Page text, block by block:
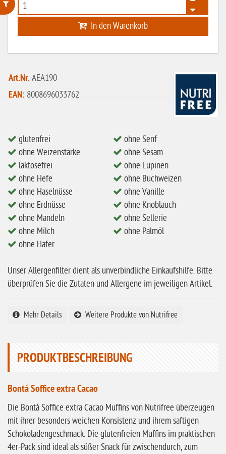
ohne Weizenstärke
ohne Ei
ohne Soja
Bio
vegan
ohne Erdnüsse
eiweißarm / PKU
ohne Mandeln
ohne Milch
ohne Hafer
ohne Reis
ohne Senf
ohne Lupinen
ohne Buchweizen
ohne Vanille
ohne Knoblauch
ohne Sellerie
In den Warenkorb
Art.Nr.AEA190
EAN: 8008696033762
glutenfrei
ohne Weizenstärke
laktosefrei
ohne Hefe
ohne Haselnüsse
ohne Erdnüsse
ohne Mandeln
ohne Milch
ohne Hafer
ohne Senf
ohne Sesam
ohne Lupinen
ohne Buchweizen
ohne Vanille
ohne Knoblauch
ohne Sellerie
ohne Palmöl
Unser Allergenfilter dient als unverbindliche Einkaufshilfe. Bitte
überprüfen Sie die Zutaten und Allergene im jeweiligen Artikel.
Mehr Details Weitere Produkte von Nutrifree
PRODUKTBESCHREIBUNG
Bontá Soffice extra Cacao
Die Bontá Soffice extra Cacao Muffins von Nutrifree überzeugen
mit ihrer besonders weichen Konsistenz und ihrem saftigen
Schokoladengeschmack. Die glutenfreien Muffins im praktischen
4er-Pack sind ideal als süßer Snack für zwischendurch, zum